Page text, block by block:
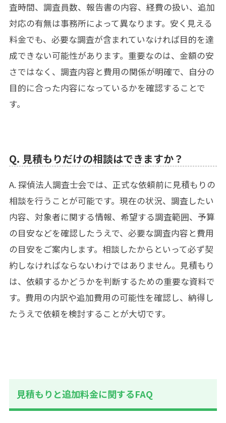
査時間、調査員数、報告書の内容、経費の扱い、追加
対応の有無は事務所によって異なります。安く見える
料金でも、必要な調査が含まれていなければ目的を達
成できない可能性があります。重要なのは、金額の安
さではなく、調査内容と費用の関係が明確で、自分の
目的に合った内容になっているかを確認することで
す。
Q. 見積もりだけの相談はできますか？
A. 探偵法人調査士会では、正式な依頼前に見積もりの
相談を行うことが可能です。現在の状況、調査したい
内容、対象者に関する情報、希望する調査範囲、予算
の目安などを確認したうえで、必要な調査内容と費用
の目安をご案内します。相談したからといって必ず契
約しなければならないわけではありません。見積もり
は、依頼するかどうかを判断するための重要な資料で
す。費用の内訳や追加費用の可能性を確認し、納得し
たうえで依頼を検討することが大切です。
見積もりと追加料金に関するFAQ